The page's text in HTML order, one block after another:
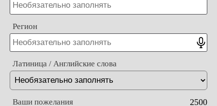
Регион
Латиница / Английские слова
Ваши пожелания 2500